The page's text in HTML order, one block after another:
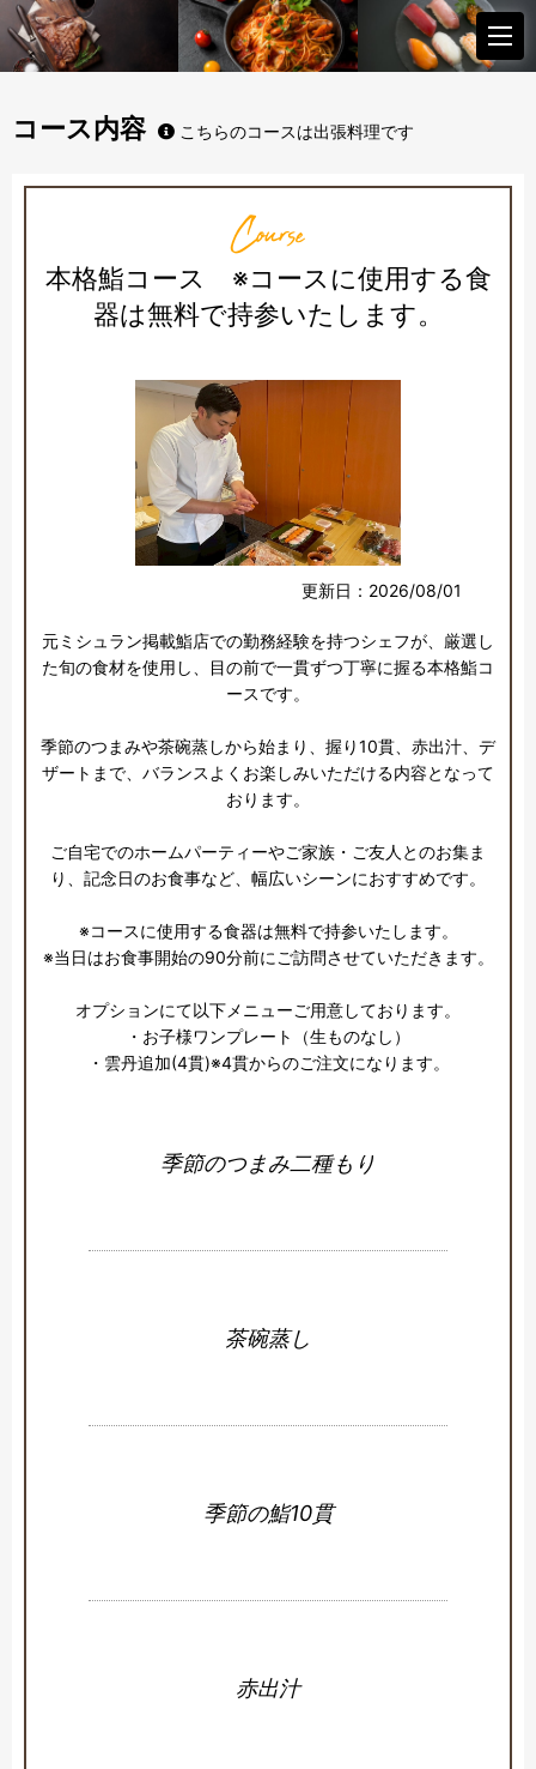
コース内容 こちらのコースは出張料理です
Course
本格鮨コース ※コースに使用する食
器は無料で持参いたします。
更新日：2026/08/01
元ミシュラン掲載鮨店での勤務経験を持つシェフが、厳選し
た旬の食材を使用し、目の前で一貫ずつ丁寧に握る本格鮨コ
ースです。
季節のつまみや茶碗蒸しから始まり、握り10貫、赤出汁、デ
ザートまで、バランスよくお楽しみいただける内容となって
おります。
ご自宅でのホームパーティーやご家族・ご友人とのお集ま
り、記念日のお食事など、幅広いシーンにおすすめです。
※コースに使用する食器は無料で持参いたします。
※当日はお食事開始の90分前にご訪問させていただきます。
オプションにて以下メニューご用意しております。
・お子様ワンプレート（生ものなし）
・雲丹追加(4貫)※4貫からのご注文になります。
季節のつまみ二種もり
茶碗蒸し
季節の鮨10貫
赤出汁